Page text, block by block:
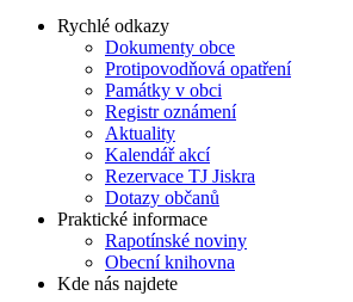
Rychlé odkazy
Dokumenty obce
Protipovodňová opatření
Památky v obci
Registr oznámení
Aktuality
Kalendář akcí
Rezervace TJ Jiskra
Dotazy občanů
Praktické informace
Rapotínské noviny
Obecní knihovna
Kde nás najdete